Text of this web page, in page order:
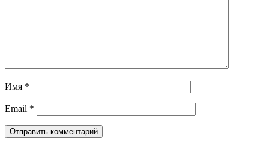
Имя *
Email *